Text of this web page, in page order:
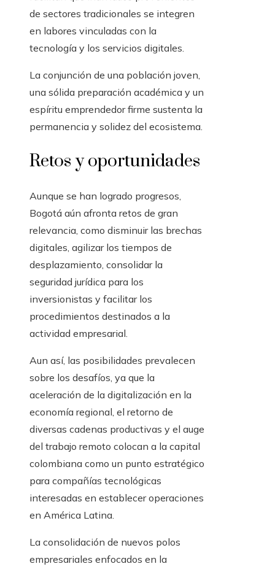
de sectores tradicionales se integren
en labores vinculadas con la
tecnología y los servicios digitales.
La conjunción de una población joven,
una sólida preparación académica y un
espíritu emprendedor firme sustenta la
permanencia y solidez del ecosistema.
Retos y oportunidades
Aunque se han logrado progresos,
Bogotá aún afronta retos de gran
relevancia, como disminuir las brechas
digitales, agilizar los tiempos de
desplazamiento, consolidar la
seguridad jurídica para los
inversionistas y facilitar los
procedimientos destinados a la
actividad empresarial.
Aun así, las posibilidades prevalecen
sobre los desafíos, ya que la
aceleración de la digitalización en la
economía regional, el retorno de
diversas cadenas productivas y el auge
del trabajo remoto colocan a la capital
colombiana como un punto estratégico
para compañías tecnológicas
interesadas en establecer operaciones
en América Latina.
La consolidación de nuevos polos
empresariales enfocados en la